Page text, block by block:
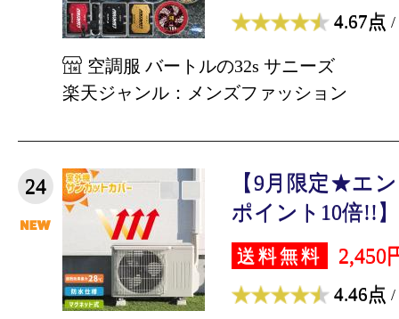
4.67点 /
空調服 バートルの32s サニーズ
楽天ジャンル：メンズファッション
24
【9月限定★エ
ポイント10倍!!
送料無料 2,450
4.46点 /